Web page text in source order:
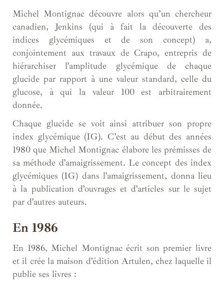
Michel Montignac découvre alors qu’un chercheur
canadien, Jenkins (qui à fait la découverte des
indices glycémiques et de son concept) a,
conjointement aux travaux de Crapo, entrepris de
hiérarchiser l’amplitude glycémique de chaque
glucide par rapport à une valeur standard, celle du
glucose, à qui la valeur 100 est arbitrairement
donnée.
Chaque glucide se voit ainsi attribuer son propre
index glycémique (IG). C’est au début des années
1980 que Michel Montignac élabore les prémisses de
sa méthode d’amaigrissement. Le concept des index
glycémiques (IG) dans l’amaigrissement, donna lieu
à la publication d’ouvrages et d’articles sur le sujet
par d’autres auteurs.
En 1986
En 1986, Michel Montignac écrit son premier livre
et il crée la maison d’édition Artulen, chez laquelle il
publie ses livres :